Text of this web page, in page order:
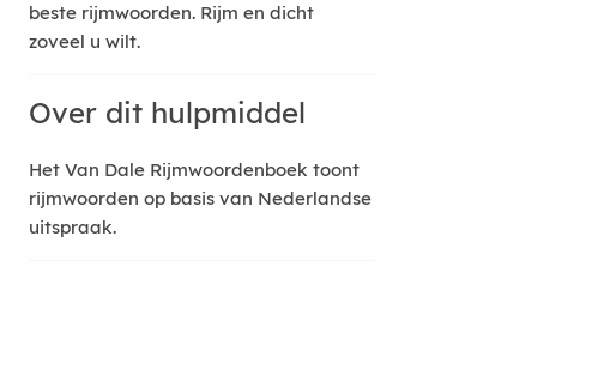
beste rijmwoorden. Rijm en dicht
zoveel u wilt.
Over dit hulpmiddel
Het Van Dale Rijmwoordenboek toont
rijmwoorden op basis van Nederlandse
uitspraak.